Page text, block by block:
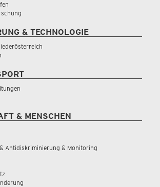
& TECHNOLOGIE
& MENSCHEN
Antidiskriminierung & Monitoring